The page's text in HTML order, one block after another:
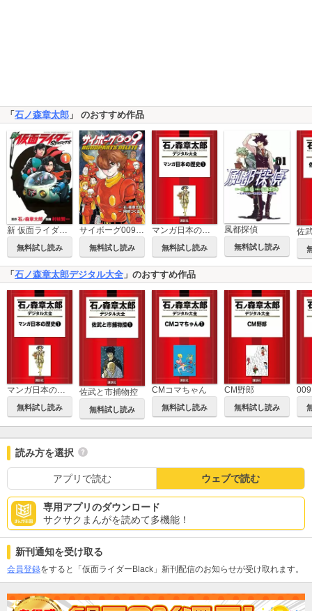
「 石ノ森章太郎 」 のおすすめ作品
新 仮面ライダーSPIRITS
無料試し読み 無料試し読み 無料試し読み
風都探偵
無料試し読み
佐
「 石ノ森章太郎デジタル大全 」のおすすめ作品
マンガ日本の歴史
無料試し読み
佐武と市捕物控
無料試し読み
CMコマちゃん
無料試し読み
CM野郎
無料試し読み
読み方を選択
アプリで読む ウェブで読む
専用アプリのダウンロード
サクサクまんがを読めて多機能！
新刊通知を受け取る
会員登録をすると「仮面ライダーBlack」新刊配信のお知らせが受け取れます。